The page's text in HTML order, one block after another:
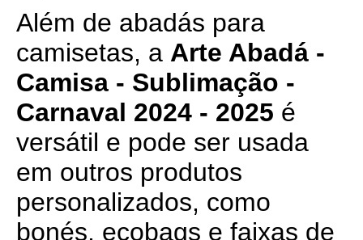
Além de abadás para
camisetas, a Arte Abadá -
Camisa - Sublimação -
Carnaval 2024 - 2025 é
versátil e pode ser usada
em outros produtos
personalizados, como
bonés, ecobags e faixas de